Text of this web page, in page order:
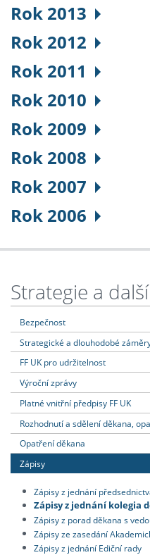
Rok 2013
Rok 2012
Rok 2011
Rok 2010
Rok 2009
Rok 2008
Rok 2007
Rok 2006
Strategie a
Bezpečnost
Strategické a dlouhodobé
FF UK pro udržitelnost
Výroční zprávy
Platné vnitřní předpisy FF UK
Rozhodnutí a sdělení děkana,
Opatření děkana
Zápisy
Zápisy z jednání
Zápisy z jednání kolegia
Zápisy z porad děkana s
Zápisy ze zasedání
Zápisy z jednání Ediční rady